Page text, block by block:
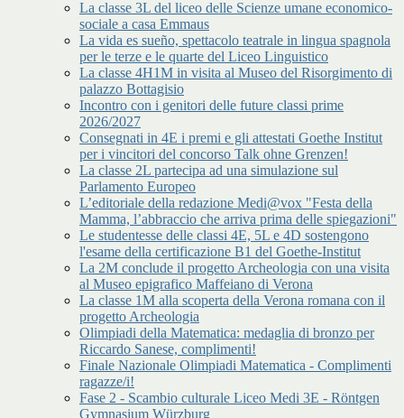
La classe 3L del liceo delle Scienze umane economico-
sociale a casa Emmaus
La vida es sueño, spettacolo teatrale in lingua spagnola
per le terze e le quarte del Liceo Linguistico
La classe 4H1M in visita al Museo del Risorgimento di
palazzo Bottagisio
Incontro con i genitori delle future classi prime
2026/2027
Consegnati in 4E i premi e gli attestati Goethe Institut
per i vincitori del concorso Talk ohne Grenzen!
La classe 2L partecipa ad una simulazione sul
Parlamento Europeo
L’editoriale della redazione Medi@vox "Festa della
Mamma, l’abbraccio che arriva prima delle spiegazioni"
Le studentesse delle classi 4E, 5L e 4D sostengono
l'esame della certificazione B1 del Goethe-Institut
La 2M conclude il progetto Archeologia con una visita
al Museo epigrafico Maffeiano di Verona
La classe 1M alla scoperta della Verona romana con il
progetto Archeologia
Olimpiadi della Matematica: medaglia di bronzo per
Riccardo Sanese, complimenti!
Finale Nazionale Olimpiadi Matematica - Complimenti
ragazze/i!
Fase 2 - Scambio culturale Liceo Medi 3E - Röntgen
Gymnasium Würzburg